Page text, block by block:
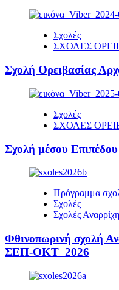
Σχολές
ΣΧΟΛΕΣ
Σχολή Ορειβασίας
Σχολές
ΣΧΟΛΕΣ
Σχολή μέσου
Πρόγραμμα
Σχολές
Σχολές
Φθινοπωρινή σχολή
ΣΕΠ-ΟΚΤ 2026